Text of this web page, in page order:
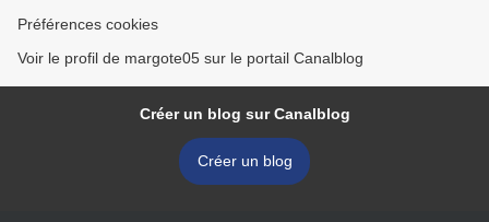
Préférences cookies
Voir le profil de margote05 sur le portail Canalblog
Créer un blog sur Canalblog
Créer un blog